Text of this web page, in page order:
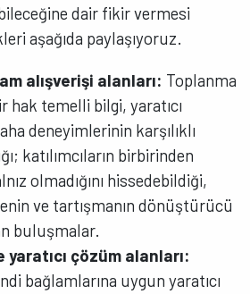
dair fikir vermesi
aşağıda paylaşıyoruz.
alışverişi alanları: Toplanma
hak temelli bilgi, yaratıcı
deneyimlerinin karşılıklı
katılımcıların birbirinden
olmadığını hissedebildiği,
ve tartışmanın dönüştürücü
buluşmalar.
çözüm alanları:
bağlamlarına uygun yaratıcı